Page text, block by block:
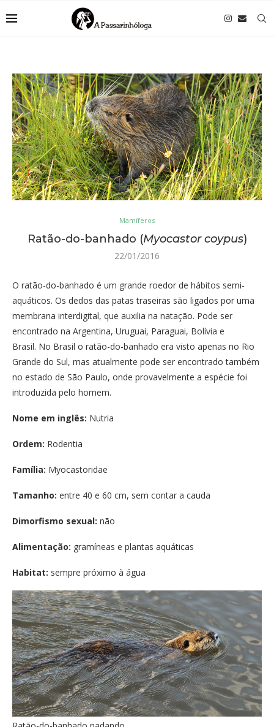
Mamíferos
Ratão-do-banhado (Myocastor coypus)
22/01/2016
O ratão-do-banhado é um grande roedor de hábitos semi-
aquáticos. Os dedos das patas traseiras são ligados por uma
membrana interdigital, que auxilia na natação. Pode ser
encontrado na Argentina, Uruguai, Paraguai, Bolívia e
Brasil. No Brasil o ratão-do-banhado era visto apenas no Rio
Grande do Sul, mas atualmente pode ser encontrado também
no estado de São Paulo, onde provavelmente a espécie foi
introduzida pelo homem.
Nome em inglês: Nutria
Ordem: Rodentia
Família: Myocastoridae
Tamanho: entre 40 e 60 cm, sem contar a cauda
Dimorfismo sexual: não
Alimentação: gramíneas e plantas aquáticas
Habitat: sempre próximo à água